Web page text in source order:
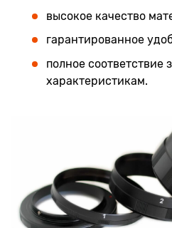
высокое качество
гарантированное
полное соответствие
характеристикам.